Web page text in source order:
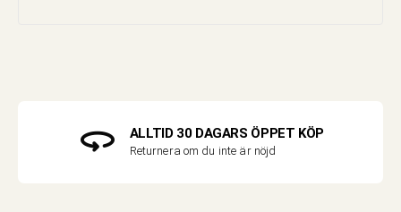
ALLTID 30 DAGARS ÖPPET KÖP
Returnera om du inte är nöjd